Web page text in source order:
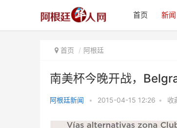
首页 新闻
首页 阿根廷
南美杯今晚开战，
阿根廷新闻 • 2015-04-15 12:26 • 收